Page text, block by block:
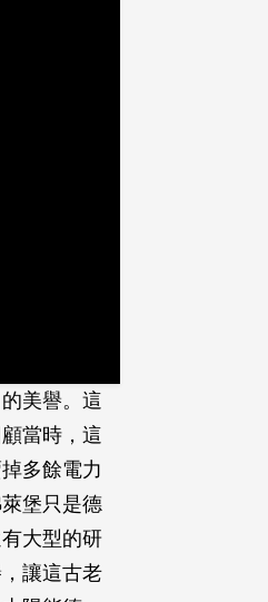
美譽。這
當時，這
多餘電力
堡只是德
大型的研
讓這古老